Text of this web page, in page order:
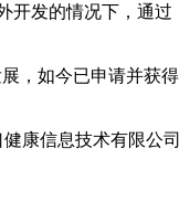
开发的情况下，通过
，如今已申请并获得
康信息技术有限公司